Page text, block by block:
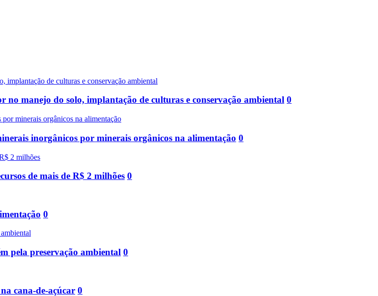
manejo do solo, implantação de culturas e conservação ambiental 0
inorgânicos por minerais orgânicos na alimentação 0
de mais de R$ 2 milhões 0
0
pela preservação ambiental 0
cana-de-açúcar 0